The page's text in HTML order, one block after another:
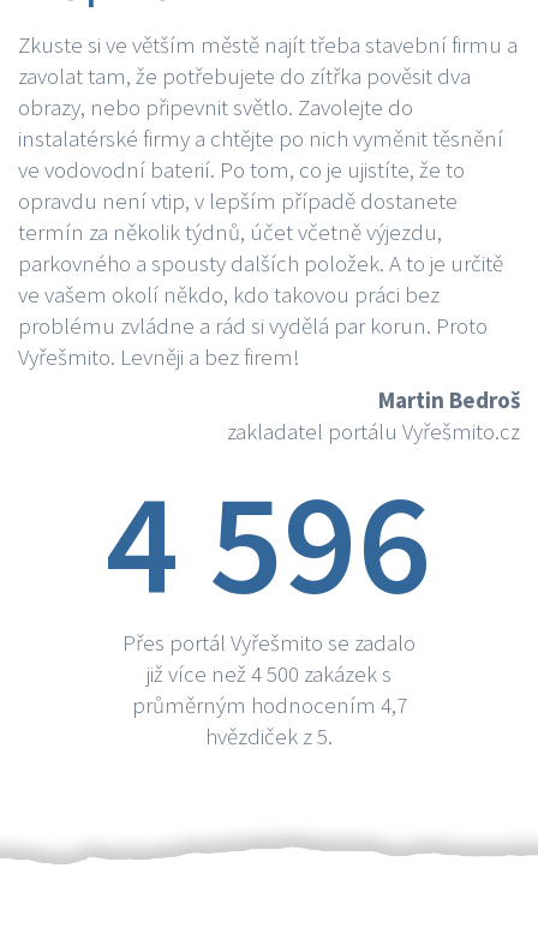
Zkuste si ve větším městě najít třeba stavební firmu a
zavolat tam, že potřebujete do zítřka pověsit dva
obrazy, nebo připevnit světlo. Zavolejte do
instalatérské firmy a chtějte po nich vyměnit těsnění
ve vodovodní baterií. Po tom, co je ujistíte, že to
opravdu není vtip, v lepším případě dostanete
termín za několik týdnů, účet včetně výjezdu,
parkovného a spousty dalších položek. A to je určitě
ve vašem okolí někdo, kdo takovou práci bez
problému zvládne a rád si vydělá par korun. Proto
Vyřešmito. Levněji a bez firem!
Martin Bedroš
zakladatel portálu Vyřešmito.cz
4 596
Přes portál Vyřešmito se zadalo
již více než 4 500 zakázek s
průměrným hodnocením 4,7
hvězdiček z 5.